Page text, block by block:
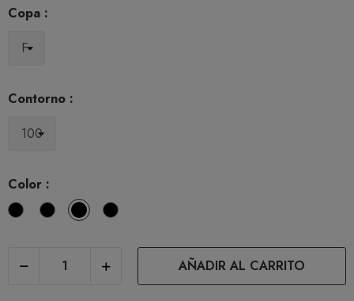
Copa :
Contorno :
Color :
BlancoNegroNaturalCafe
Leche
AÑADIR AL CARRITO